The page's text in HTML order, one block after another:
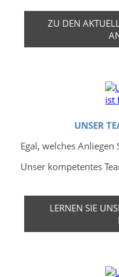
ZU DEN
UNSER
Egal, welches
Unser kompetentes
LERNEN SIE